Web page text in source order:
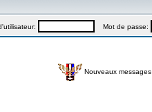
Mot de passe:
Nouveaux messages